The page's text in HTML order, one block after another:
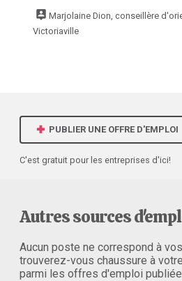
Marjolaine Dion, conseillère
Victoriaville
PUBLIER UNE OFFRE D'EMPLOI
C'est gratuit pour les entreprises d'ici!
Autres sources
Aucun poste ne correspond à
trouverez-vous chaussure à
parmi les offres d'emploi